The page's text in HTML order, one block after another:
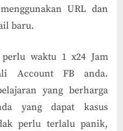
URL dan
baru.
waktu 1 x24 Jam
Account FB anda.
yang berharga
yang dapat kasus
perlu terlalu panik,